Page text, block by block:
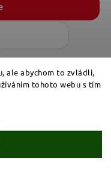
ale abychom to zvládli,
tohoto webu s tím
údajů